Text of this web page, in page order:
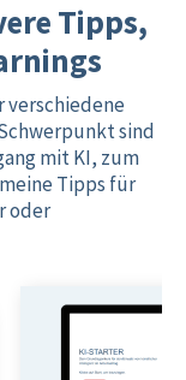
Tipps,
sind
mit KI, zum
Tipps für
oder